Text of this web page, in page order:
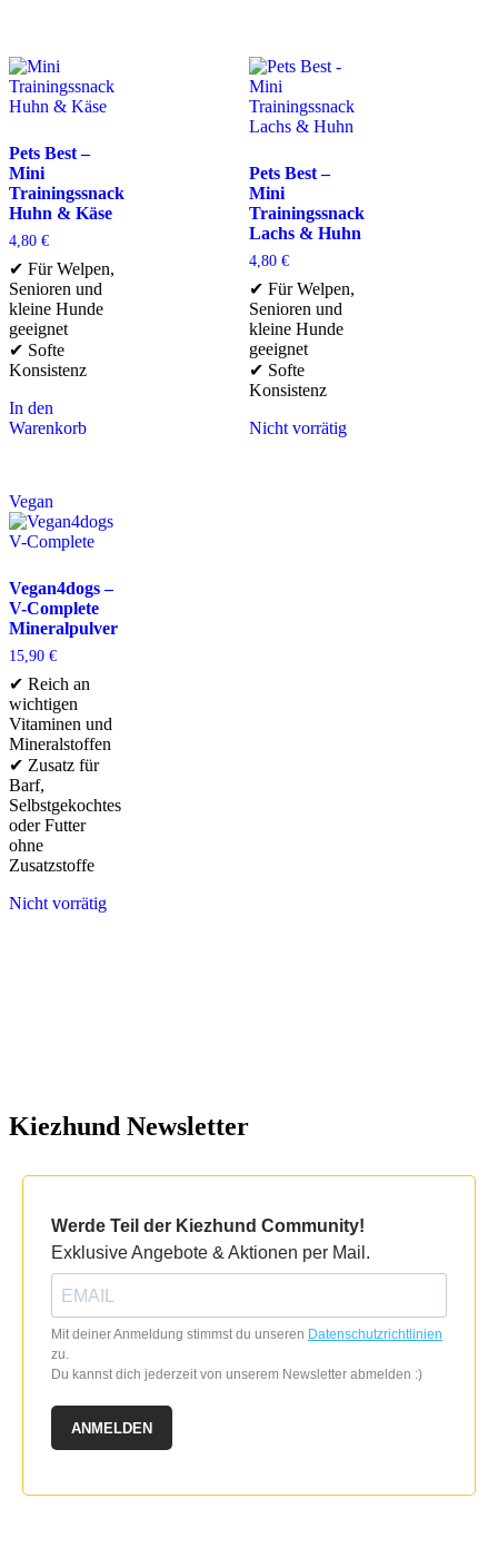
Pets Best –
Mini
Trainingssnack
Huhn & Käse
4,80 €
✔ Für Welpen,
Senioren und
kleine Hunde
geeignet
✔ Softe
Konsistenz
In den
Warenkorb
Pets Best –
Mini
Trainingssnack
Lachs & Huhn
4,80 €
✔ Für Welpen,
Senioren und
kleine Hunde
geeignet
✔ Softe
Konsistenz
Nicht vorrätig
Vegan
Vegan4dogs –
V-Complete
Mineralpulver
15,90 €
✔ Reich an
wichtigen
Vitaminen und
Mineralstoffen
✔ Zusatz für
Barf,
Selbstgekochtes
oder Futter
ohne
Zusatzstoffe
Nicht vorrätig
Kiezhund Newsletter
Werde Teil der Kiezhund Community!
Exklusive Angebote & Aktionen per Mail.
Mit deiner Anmeldung stimmst du unseren Datenschutzrichtlinien
zu.
Du kannst dich jederzeit von unserem Newsletter abmelden :)
ANMELDEN